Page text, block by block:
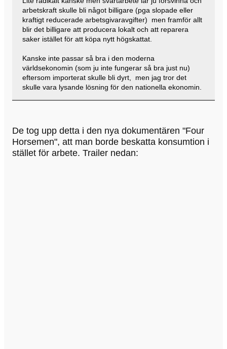
arbetskraft skulle bli något billigare (pga slopade eller
kraftigt reducerade arbetsgivaravgifter) men framför allt
blir det billigare att producera lokalt och att reparera
saker istället för att köpa nytt högskattat.
Kanske inte passar så bra i den moderna
världsekonomin (som ju inte fungerar så bra just nu)
eftersom importerat skulle bli dyrt, men jag tror det
skulle vara lysande lösning för den nationella ekonomin.
De tog upp detta i den nya dokumentären "Four
Horsemen", att man borde beskatta konsumtion i
stället för arbete. Trailer nedan: